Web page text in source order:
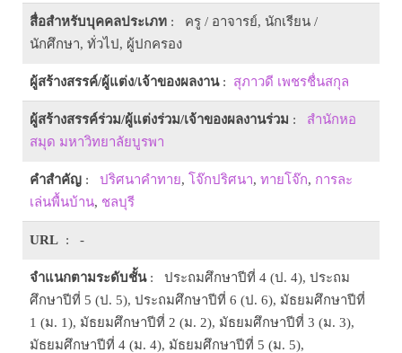
สื่อสำหรับบุคคลประเภท : ครู / อาจารย์, นักเรียน /
นักศึกษา, ทั่วไป, ผู้ปกครอง
ผู้สร้างสรรค์/ผู้แต่ง/เจ้าของผลงาน: สุภาวดี เพชรชื่นสกุล
ผู้สร้างสรรค์ร่วม/ผู้แต่งร่วม/เจ้าของผลงานร่วม : สำนักหอ
สมุด มหาวิทยาลัยบูรพา
คำสำคัญ : ปริศนาคำทาย, โจ๊กปริศนา, ทายโจ๊ก, การละ
เล่นพื้นบ้าน, ชลบุรี
URL : -
จำแนกตามระดับชั้น: ประถมศึกษาปีที่ 4 (ป. 4), ประถม
ศึกษาปีที่ 5 (ป. 5), ประถมศึกษาปีที่ 6 (ป. 6), มัธยมศึกษาปีที่
1 (ม. 1), มัธยมศึกษาปีที่ 2 (ม. 2), มัธยมศึกษาปีที่ 3 (ม. 3),
มัธยมศึกษาปีที่ 4 (ม. 4), มัธยมศึกษาปีที่ 5 (ม. 5),